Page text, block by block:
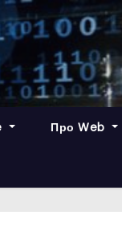
Про Web